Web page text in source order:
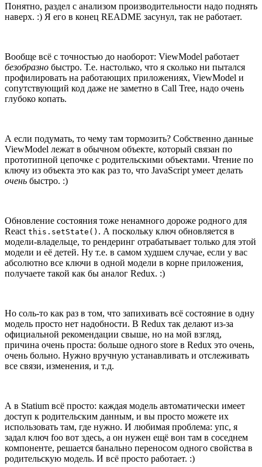
Понятно, раздел с анализом производительности надо поднять
наверх. :) Я его в конец README засунул, так не работает.
Вообще всё с точностью до наоборот: ViewModel работает
безобразно быстро. Т.е. настолько, что я сколько ни пытался
профилировать на работающих приложениях, ViewModel и
сопутствующий код даже не заметно в Call Tree, надо очень
глубоко копать.
А если подумать, то чему там тормозить? Собственно данные
ViewModel лежат в обычном объекте, который связан по
прототипной цепочке с родительскими объектами. Чтение по
ключу из объекта это как раз то, что JavaScript умеет делать
очень быстро. :)
Обновление состояния тоже ненамного дороже родного для
React this.setState() . А поскольку ключ обновляется в
модели-владельце, то рендеринг отрабатывает только для этой
модели и её детей. Ну т.е. в самом худшем случае, если у вас
абсолютно все ключи в одной модели в корне приложения,
получаете такой как бы аналог Redux. :)
Но соль-то как раз в том, что запихивать всё состояние в одну
модель просто нет надобности. В Redux так делают из-за
официальной рекомендации свыше, но на мой взгляд,
причина очень проста: больше одного store в Redux это очень,
очень больно. Нужно вручную устанавливать и отслеживать
все связи, изменения, и т.д.
А в Statium всё просто: каждая модель автоматически имеет
доступ к родительским данным, и вы просто можете их
использовать там, где нужно. И любимая проблема: упс, я
задал ключ foo вот здесь, а он нужен ещё вон там в соседнем
компоненте, решается банально переносом одного свойства в
родительскую модель. И всё просто работает. :)